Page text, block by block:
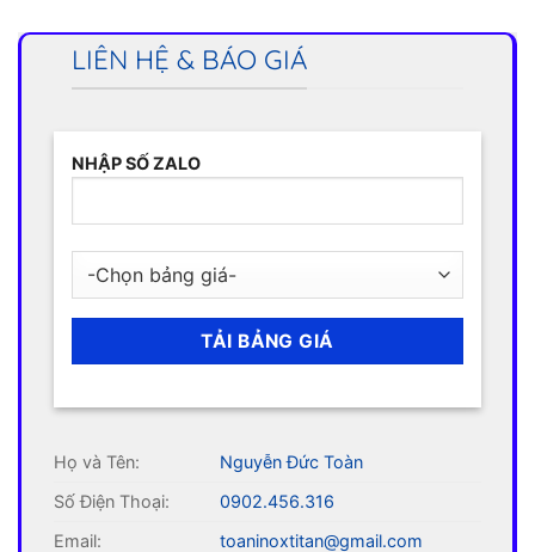
LIÊN HỆ & BÁO GIÁ
NHẬP SỐ ZALO
Họ và Tên:
Nguyễn Đức Toàn
Số Điện Thoại:
0902.456.316
Email:
toaninoxtitan@gmail.com